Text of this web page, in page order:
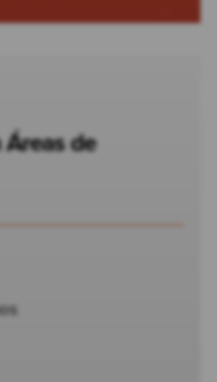
Áreas de